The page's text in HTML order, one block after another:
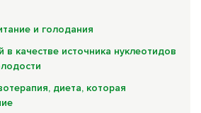
и голодания
в качестве источника нуклеотидов
диета, которая